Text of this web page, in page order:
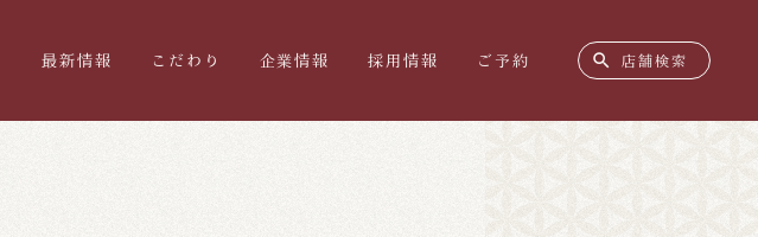
最新情報 こだわり 企業情報 採用情報 ご予約 search 店舗検索